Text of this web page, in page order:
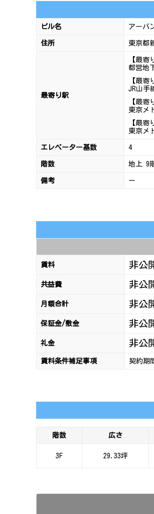
ビル名 アーバ
住所 東京都
最寄り駅
【最寄
都営地
【最寄
JR山手
【最寄
東京メ
【最寄
東京メ
エレベーター基数 4
階数 地上 9
備考 ー
賃料 非公
共益費 非公
月額合計 非公
保証金/敷金 非公
礼金 非公
賃料条件補足事項 契約期
階数 広さ
3F 29.33坪